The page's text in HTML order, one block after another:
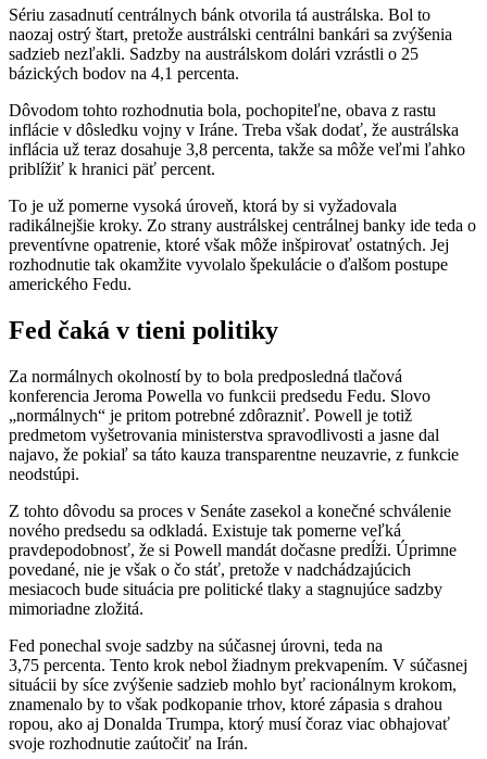
Sériu zasadnutí centrálnych bánk otvorila tá austrálska. Bol to
naozaj ostrý štart, pretože austrálski centrálni bankári sa zvýšenia
sadzieb nezľakli. Sadzby na austrálskom dolári vzrástli o 25
bázických bodov na 4,1 percenta.
Dôvodom tohto rozhodnutia bola, pochopiteľne, obava z rastu
inflácie v dôsledku vojny v Iráne. Treba však dodať, že austrálska
inflácia už teraz dosahuje 3,8 percenta, takže sa môže veľmi ľahko
priblížiť k hranici päť percent.
To je už pomerne vysoká úroveň, ktorá by si vyžadovala
radikálnejšie kroky. Zo strany austrálskej centrálnej banky ide teda o
preventívne opatrenie, ktoré však môže inšpirovať ostatných. Jej
rozhodnutie tak okamžite vyvolalo špekulácie o ďalšom postupe
amerického Fedu.
Fed čaká v tieni politiky
Za normálnych okolností by to bola predposledná tlačová
konferencia Jeroma Powella vo funkcii predsedu Fedu. Slovo
„normálnych“ je pritom potrebné zdôrazniť. Powell je totiž
predmetom vyšetrovania ministerstva spravodlivosti a jasne dal
najavo, že pokiaľ sa táto kauza transparentne neuzavrie, z funkcie
neodstúpi.
Z tohto dôvodu sa proces v Senáte zasekol a konečné schválenie
nového predsedu sa odkladá. Existuje tak pomerne veľká
pravdepodobnosť, že si Powell mandát dočasne predĺži. Úprimne
povedané, nie je však o čo stáť, pretože v nadchádzajúcich
mesiacoch bude situácia pre politické tlaky a stagnujúce sadzby
mimoriadne zložitá.
Fed ponechal svoje sadzby na súčasnej úrovni, teda na
3,75 percenta. Tento krok nebol žiadnym prekvapením. V súčasnej
situácii by síce zvýšenie sadzieb mohlo byť racionálnym krokom,
znamenalo by to však podkopanie trhov, ktoré zápasia s drahou
ropou, ako aj Donalda Trumpa, ktorý musí čoraz viac obhajovať
svoje rozhodnutie zaútočiť na Irán.